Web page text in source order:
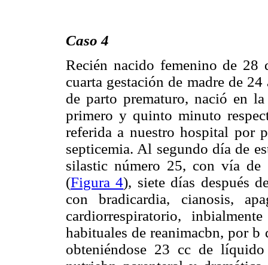
Caso 4
Recién nacido femenino de 28
cuarta gestación de madre de
de parto prematuro, nació en
primero y quinto minuto
referida a nuestro hospital por
septicemia. Al segundo día de
silastic número 25, con vía de
(Figura 4), siete días después
con bradicardia, cianosis,
cardiorrespiratorio,
habituales de reanimacbn, por b
obteniéndose 23 cc de